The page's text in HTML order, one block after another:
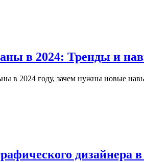
в 2024: Тренды и
в 2024 году, зачем нужны новые
дизайнера